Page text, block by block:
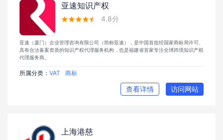
亚速知识产权
 4.8分
亚速（厦门）企业管理咨询有限公司（简称亚速），是中国首批经国家商标局许可、
具有合法备案资质的知识产权代理服务机构，也是福建省首家专注全球跨境知识产权
代理服务商。
所属分类： VAT 商标
查看详情 访问网站
上海港慈